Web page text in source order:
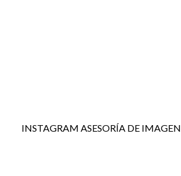
INSTAGRAM ASESORÍA DE IMAGEN